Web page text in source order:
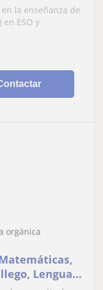
la enseñanza de
ESO y
orgánica
Lengua